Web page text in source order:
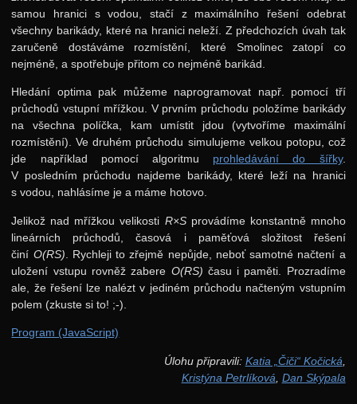
samou hranici s vodou, stačí z maximálního řešení odebrat
všechny barikády, které na hranici neleží. Z předchozích úvah tak
zaručeně dostáváme rozmístění, které Smolinec zatopí co
nejméně, a spotřebuje přitom co nejméně barikád.
Hledání optima pak můžeme naprogramovat např. pomocí tří
průchodů vstupní mřížkou. V prvním průchodu položíme barikády
na všechna políčka, kam umístit jdou (vytvoříme maximální
rozmístění). Ve druhém průchodu simulujeme velkou potopu, což
jde například pomocí algoritmu prohledávání do šířky.
V posledním průchodu najdeme barikády, které leží na hranici
s vodou, nahlásíme je a máme hotovo.
Jelikož nad mřížkou velikosti R×Sprovádíme konstantně mnoho
lineárních průchodů, časová i paměťová složitost řešení
činí O(RS) . Rychleji to zřejmě nepůjde, neboť samotné načtení a
uložení vstupu rovněž zabere O(RS) času i paměti. Prozradíme
ale, že řešení lze nalézt v jediném průchodu načteným vstupním
polem (zkuste si to! ;-).
Program (JavaScript)
Úlohu připravili: Katia „Čiči“ Kočická
Kristýna Petrlíková Dan Skýpala